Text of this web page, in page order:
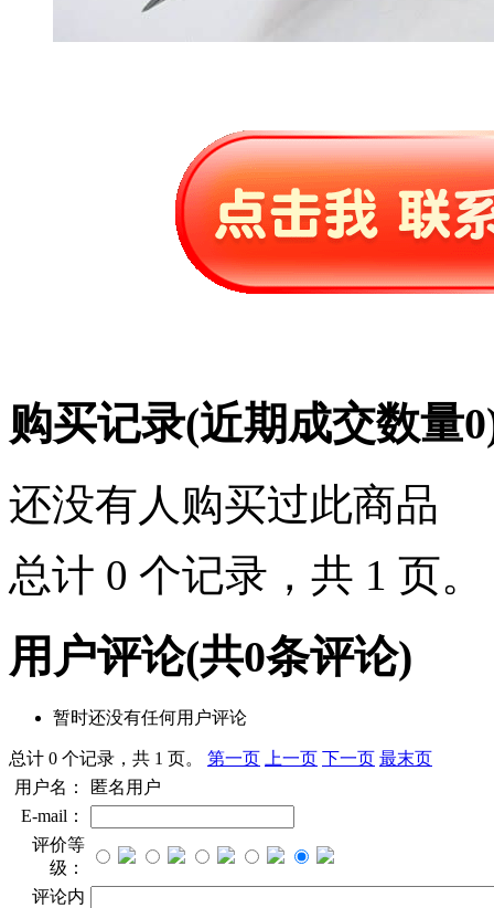
购买记录(近期成交数量0
还没有人购买过此商品
总计 0 个记录，共 1 页。
用户评论(共0条评论)
暂时还没有任何用户评论
总计 0 个记录，共 1 页。 第一页 上一页 下一页 最末页
用户名：
匿名用户
E-mail：
评价等
级：
评论内